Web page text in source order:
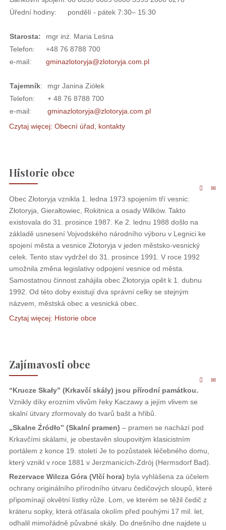
Úřední hodiny:
pondělí - pátek 7:30– 15:30
Starosta:
mgr inż. Maria Leśna
Telefon:
+48 76 8788 700
e-mail:
gminazlotoryja@zlotoryja.com.pl
Tajemník:
mgr Janina Ziółek
Telefon:
+ 48 76 8788 700
e-mail:
gminazlotoryja@zlotoryja.com.pl
Czytaj więcej: Obecní úřad, kontakty
Historie obce
Obec Złotoryja vznikla 1. ledna 1973 spojením tří vesnic:
Złotoryja, Gierałtowiec, Rokitnica a osady Wilków. Takto
existovala do 31. prosince 1987. Ke 2. lednu 1988 došlo na
základě usnesení Vojvodského národního výboru v Legnici ke
spojení města a vesnice Złotoryja v jeden městsko-vesnický
celek. Tento stav vydržel do 31. prosince 1991. V roce 1992
umožnila změna legislativy odpojení vesnice od města.
Samostatnou činnost zahájila obec Złotoryja opět k 1. dubnu
1992. Od této doby existují dva správní celky se stejným
názvem, městská obec a vesnická obec.
Czytaj więcej: Historie obce
Zajímavosti obce
“Krucze Skały” (Krkavčí skály) jsou přírodní památkou.
Vznikly díky erozním vlivům řeky Kaczawy a jejím vlivem se
skalní útvary zformovaly do tvarů bašt a hřibů.
„Skalne Źródło” (Skalní pramen) – pramen se nachází pod
Krkavčími skálami, je obestavěn sloupovitým klasicistním
portálem z konce 19. století Je to pozůstatek léčebného domu,
který vznikl v roce 1881 v Jerzmanicích-Zdrój (Hermsdorf Bad).
Rezervace Wilcza Góra (Vlčí hora) byla vyhlášena za účelem
ochrany originálního přírodního útvaru čedičových sloupů, které
připomínají okvětní lístky růže. Lom, ve kterém se těžil čedič z
kráteru sopky, která otřásala okolím před pouhými 17 mil. let,
odhalil mimořádně půvabné skály. Do dnešního dne najdete u